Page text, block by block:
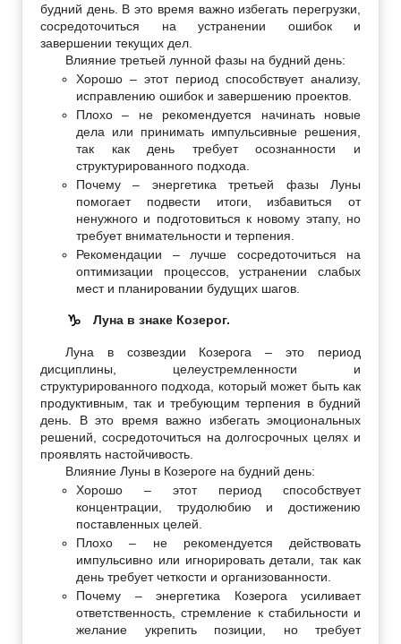
будний день. В это время важно избегать перегрузки,
сосредоточиться на устранении ошибок и
завершении текущих дел.
Влияние третьей лунной фазы на будний день:
Хорошо – этот период способствует анализу,
исправлению ошибок и завершению проектов.
Плохо – не рекомендуется начинать новые
дела или принимать импульсивные решения,
так как день требует осознанности и
структурированного подхода.
Почему – энергетика третьей фазы Луны
помогает подвести итоги, избавиться от
ненужного и подготовиться к новому этапу, но
требует внимательности и терпения.
Рекомендации – лучше сосредоточиться на
оптимизации процессов, устранении слабых
мест и планировании будущих шагов.
♑ Луна в знаке Козерог.
Луна в созвездии Козерога – это период
дисциплины, целеустремленности и
структурированного подхода, который может быть как
продуктивным, так и требующим терпения в будний
день. В это время важно избегать эмоциональных
решений, сосредоточиться на долгосрочных целях и
проявлять настойчивость.
Влияние Луны в Козероге на будний день:
Хорошо – этот период способствует
концентрации, трудолюбию и достижению
поставленных целей.
Плохо – не рекомендуется действовать
импульсивно или игнорировать детали, так как
день требует четкости и организованности.
Почему – энергетика Козерога усиливает
ответственность, стремление к стабильности и
желание укрепить позиции, но требует